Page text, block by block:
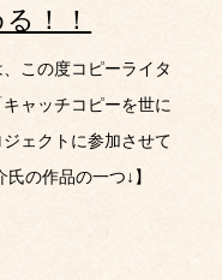
！！
この度コピーライタ
ャッチコピーを世に
ェクトに参加させて
の作品の一つ↓】